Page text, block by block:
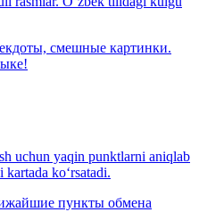
смешные картинки.
uchun yaqin punktlarni aniqlab
ko‘rsatadi.
пункты обмена